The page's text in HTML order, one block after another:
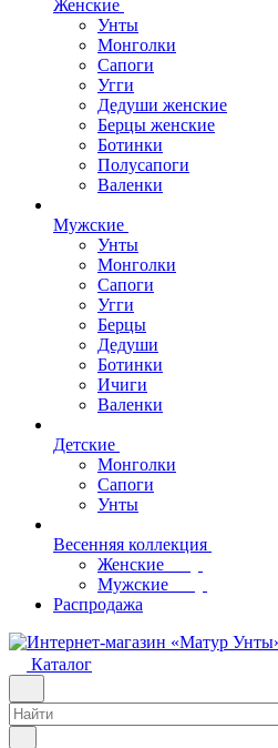
Женские
Унты
Монголки
Сапоги
Угги
Дедуши женские
Берцы женские
Ботинки
Полусапоги
Валенки
Мужские
Унты
Монголки
Сапоги
Угги
Берцы
Дедуши
Ботинки
Ичиги
Валенки
Детские
Монголки
Сапоги
Унты
Весенняя коллекция
Женские
Мужские
Распродажа
Каталог